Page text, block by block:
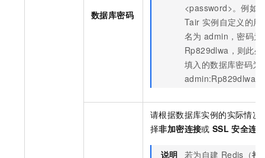
数据库密码
<password>。例如
Tair 实例自定义的用
名为 admin，密码为
Rp829dlwa，则此处
填入的数据库密码为
admin:Rp829dlwa。
请根据数据库实例的实际情况
择非加密连接或 SSL 安全连接
说明 若为自建 Redis（接